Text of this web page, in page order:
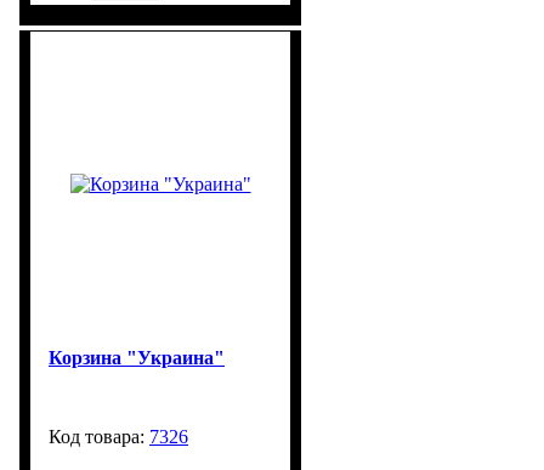
Корзина "Украина"
7326